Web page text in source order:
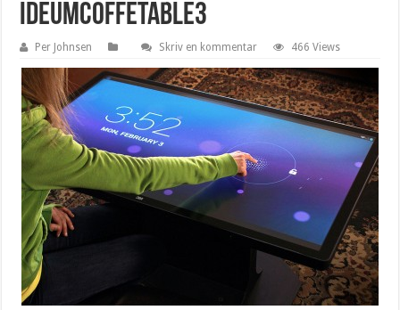
ideumcoffetable3
Per Johnsen Skriv en kommentar 466 Views